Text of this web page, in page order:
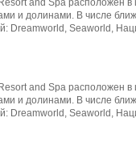
and Spa расположен в
и долинами. В числе
Dreamworld, Seaworld,
and Spa расположен в
и долинами. В числе
Dreamworld, Seaworld,